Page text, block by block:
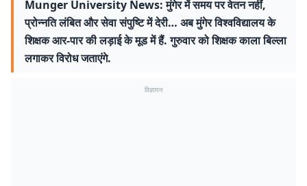
Munger University News: मुंगेर में समय पर वेतन नहीं,
प्रोन्नति लंबित और सेवा संपुष्टि में देरी… अब मुंगेर विश्वविद्यालय के
शिक्षक आर-पार की लड़ाई के मूड में हैं. गुरुवार को शिक्षक काला बिल्ला
लगाकर विरोध जताएंगे.
विज्ञापन